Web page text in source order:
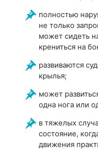
полностью
не только
может сидеть
крениться на
развиваются
крылья;
может
одна нога или
в тяжелых
состояние,
движения